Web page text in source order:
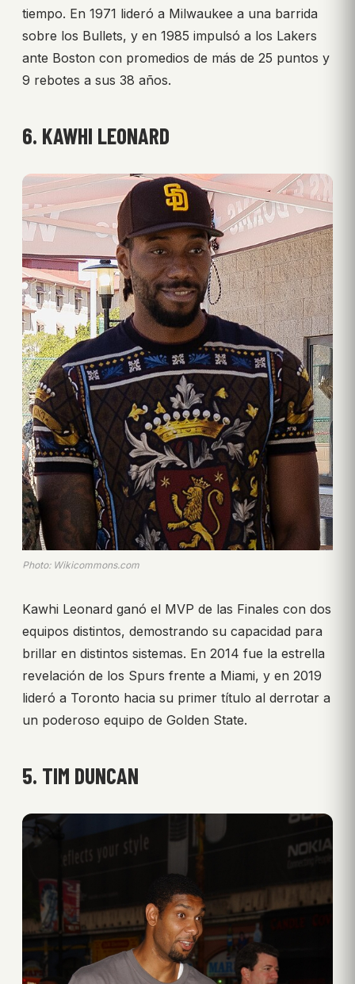
tiempo. En 1971 lideró a Milwaukee a una barrida
sobre los Bullets, y en 1985 impulsó a los Lakers
ante Boston con promedios de más de 25 puntos y
9 rebotes a sus 38 años.
6. KAWHI LEONARD
Photo: Wikicommons.com
Kawhi Leonard ganó el MVP de las Finales con dos
equipos distintos, demostrando su capacidad para
brillar en distintos sistemas. En 2014 fue la estrella
revelación de los Spurs frente a Miami, y en 2019
lideró a Toronto hacia su primer título al derrotar a
un poderoso equipo de Golden State.
5. TIM DUNCAN